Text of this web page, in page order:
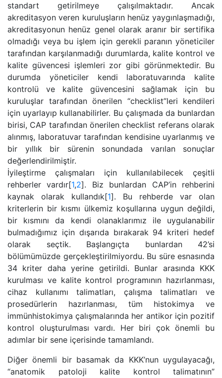
standart getirilmeye çalışılmaktadır. Ancak
akreditasyon veren kuruluşların henüz yaygınlaşmadığı,
akreditasyonun henüz genel olarak aranır bir sertifika
olmadığı veya bu işlem için gerekli paranın yöneticiler
tarafından karşılanmadığı durumlarda, kalite kontrol ve
kalite güvencesi işlemleri zor gibi görünmektedir. Bu
durumda yöneticiler kendi laboratuvarında kalite
kontrolü ve kalite güvencesini sağlamak için bu
kuruluşlar tarafından önerilen “checklist”leri kendileri
için uyarlayıp kullanabilirler. Bu çalışmada da bunlardan
birisi, CAP tarafından önerilen checklist referans olarak
alınmış, laboratuvar tarafından kendisine uyarlanmış ve
bir yıllık bir sürenin sonundada varılan sonuçlar
değerlendirilmiştir.
İyileştirme çalışmaları için kullanılabilecek çeşitli
rehberler vardır[1,2]. Biz bunlardan CAP’in rehberini
kaynak olarak kullandık[1]. Bu rehberde var olan
kriterlerin bir kısmı ülkemiz koşullarına uygun değildi,
bir kısmını da kendi olanaklarımız ile uygulanabilir
bulmadığımız için dışarıda bırakarak 94 kriteri hedef
olarak seçtik. Başlangıçta bunlardan 42’si
bölümümüzde gerçekleştirilmiyordu. Bu süre esnasında
34 kriter daha yerine getirildi. Bunlar arasında KKK
kurulması ve kalite kontrol programının hazırlanması,
cihaz kullanımı talimatları, çalışma talimatları ve
prosedürlerin hazırlanması, tüm histokimya ve
immünhistokimya çalışmalarında her antikor için pozitif
kontrol oluşturulması vardı. Her biri çok önemli bu
adımlar bir sene içerisinde tamamlandı.
Diğer önemli bir basamak da KKK’nun uygulayacağı,
“anatomik patoloji kalite kontrol talimatının”